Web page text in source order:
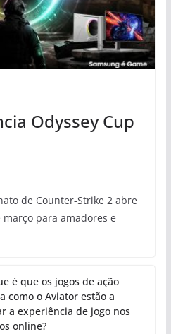
Odyssey Cup
de Counter-Strike 2 abre
para amadores e
é que os jogos de ação
como o Aviator estão a
a experiência de jogo nos
online?